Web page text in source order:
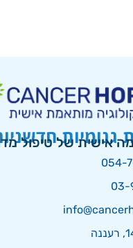
054-
03-
חדשניות
אישית של טיפול